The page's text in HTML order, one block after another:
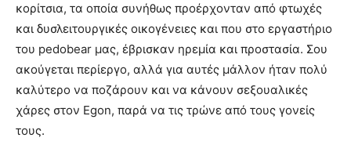
κορίτσια, τα οποία συνήθως προέρχονταν από φτωχές
και δυσλειτουργικές οικογένειες και που στο εργαστήριο
του pedobear μας, έβρισκαν ηρεμία και προστασία. Σου
ακούγεται περίεργο, αλλά για αυτές μάλλον ήταν πολύ
καλύτερο να ποζάρουν και να κάνουν σεξουαλικές
χάρες στον Egon, παρά να τις τρώνε από τους γονείς
τους.